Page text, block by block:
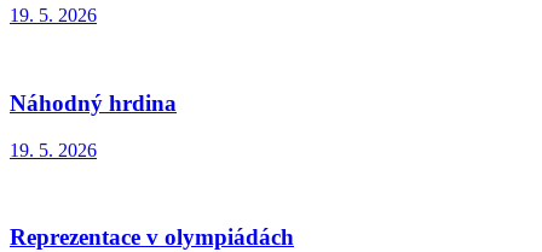
19. 5. 2026
Náhodný hrdina
19. 5. 2026
Reprezentace v olympiádách